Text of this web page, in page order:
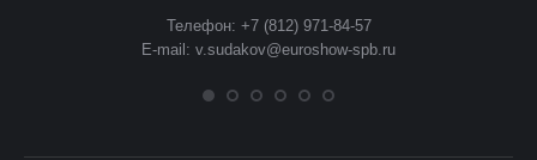
Телефон: +7 (812) 971-84-57
E-mail: v.sudakov@euroshow-spb.ru